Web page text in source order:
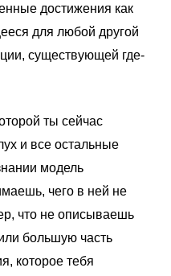
достижения как
для любой другой
существующей где-
ты сейчас
и все остальные
модель
чего в ней не
что не описываешь
большую часть
которое тебя